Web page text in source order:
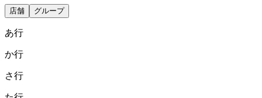
店舗 グループ
あ行
か行
さ行